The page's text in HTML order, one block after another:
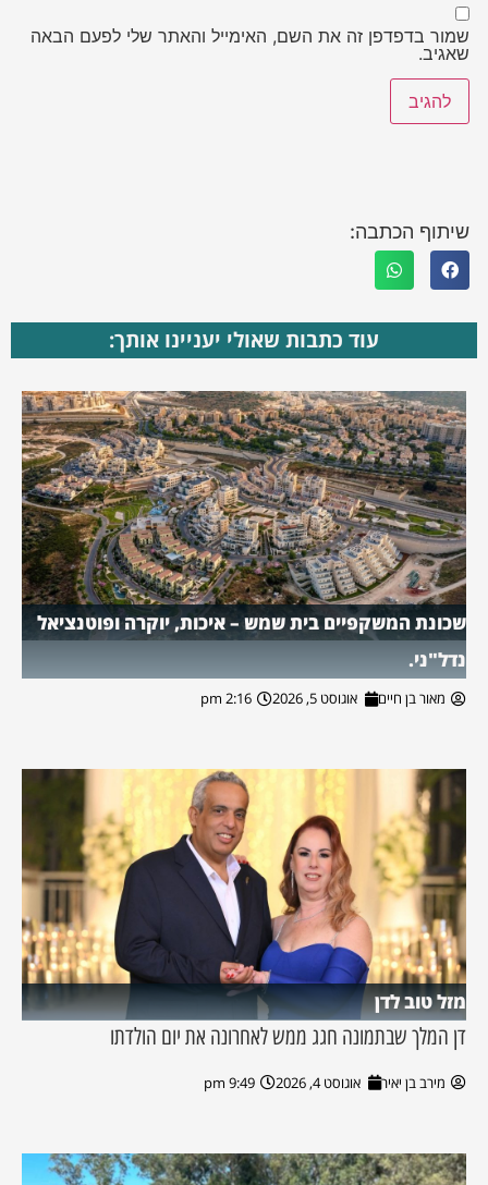
שמור בדפדפן זה את השם, האימייל והאתר שלי לפעם הבאה
שאגיב.
שיתוף הכתבה:
עוד כתבות שאולי יעניינו אותך:
שכונת המשקפיים בית שמש – איכות, יוקרה ופוטנציאל
נדל"ני.
מאור בן חיים אוגוסט 5, 2026 2:16 pm
מזל טוב לדן
דן המלך שבתמונה חגג ממש לאחרונה את יום הולדתו
מירב בן יאיר אוגוסט 4, 2026 9:49 pm